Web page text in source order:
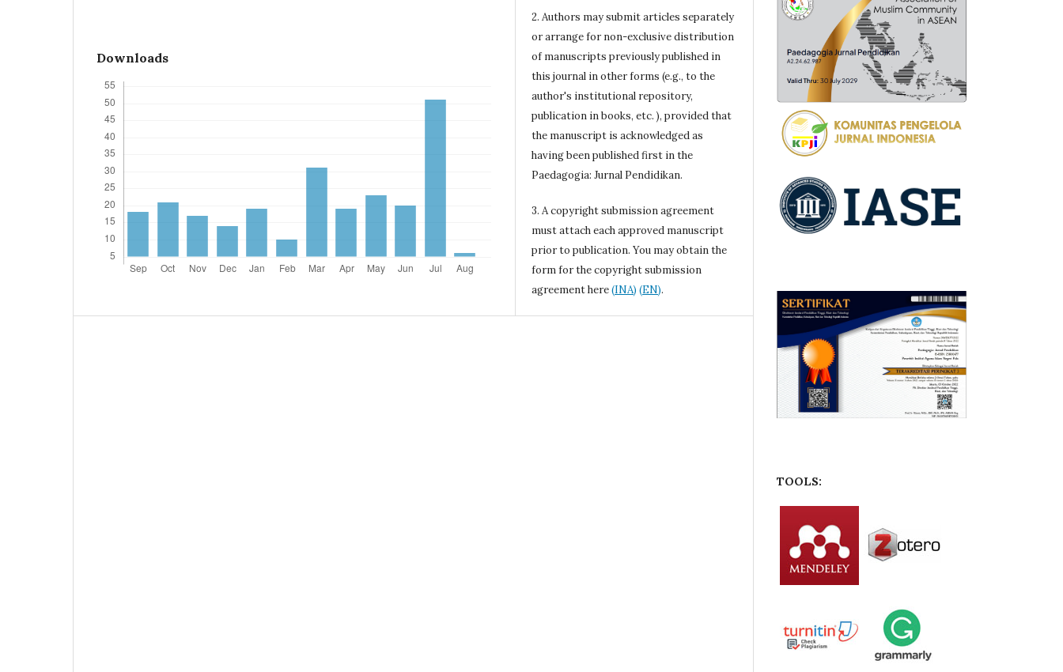
Downloads
2. Authors may submit articles separately
or arrange for non-exclusive distribution
of manuscripts previously published in
this journal in other forms (e.g., to the
author's institutional repository,
publication in books, etc. ), provided that
the manuscript is acknowledged as
having been published first in the
Paedagogia: Jurnal Pendidikan.
3. A copyright submission agreement
must attach each approved manuscript
prior to publication. You may obtain the
form for the copyright submission
agreement here(INA) (EN).
TOOLS: